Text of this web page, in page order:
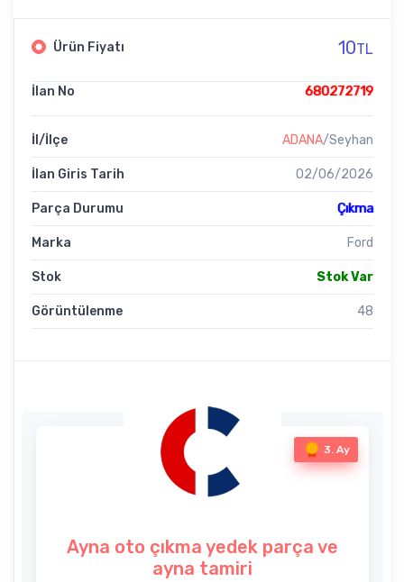
Ürün Fiyatı 10TL
İlan No 680272719
İl/İlçe ADANA/Seyhan
İlan Giris Tarih 02/06/2026
Parça Durumu Çıkma
Marka Ford
Stok Stok Var
Görüntülenme 48
3. Ay
Ayna oto çıkma yedek parça ve
ayna tamiri